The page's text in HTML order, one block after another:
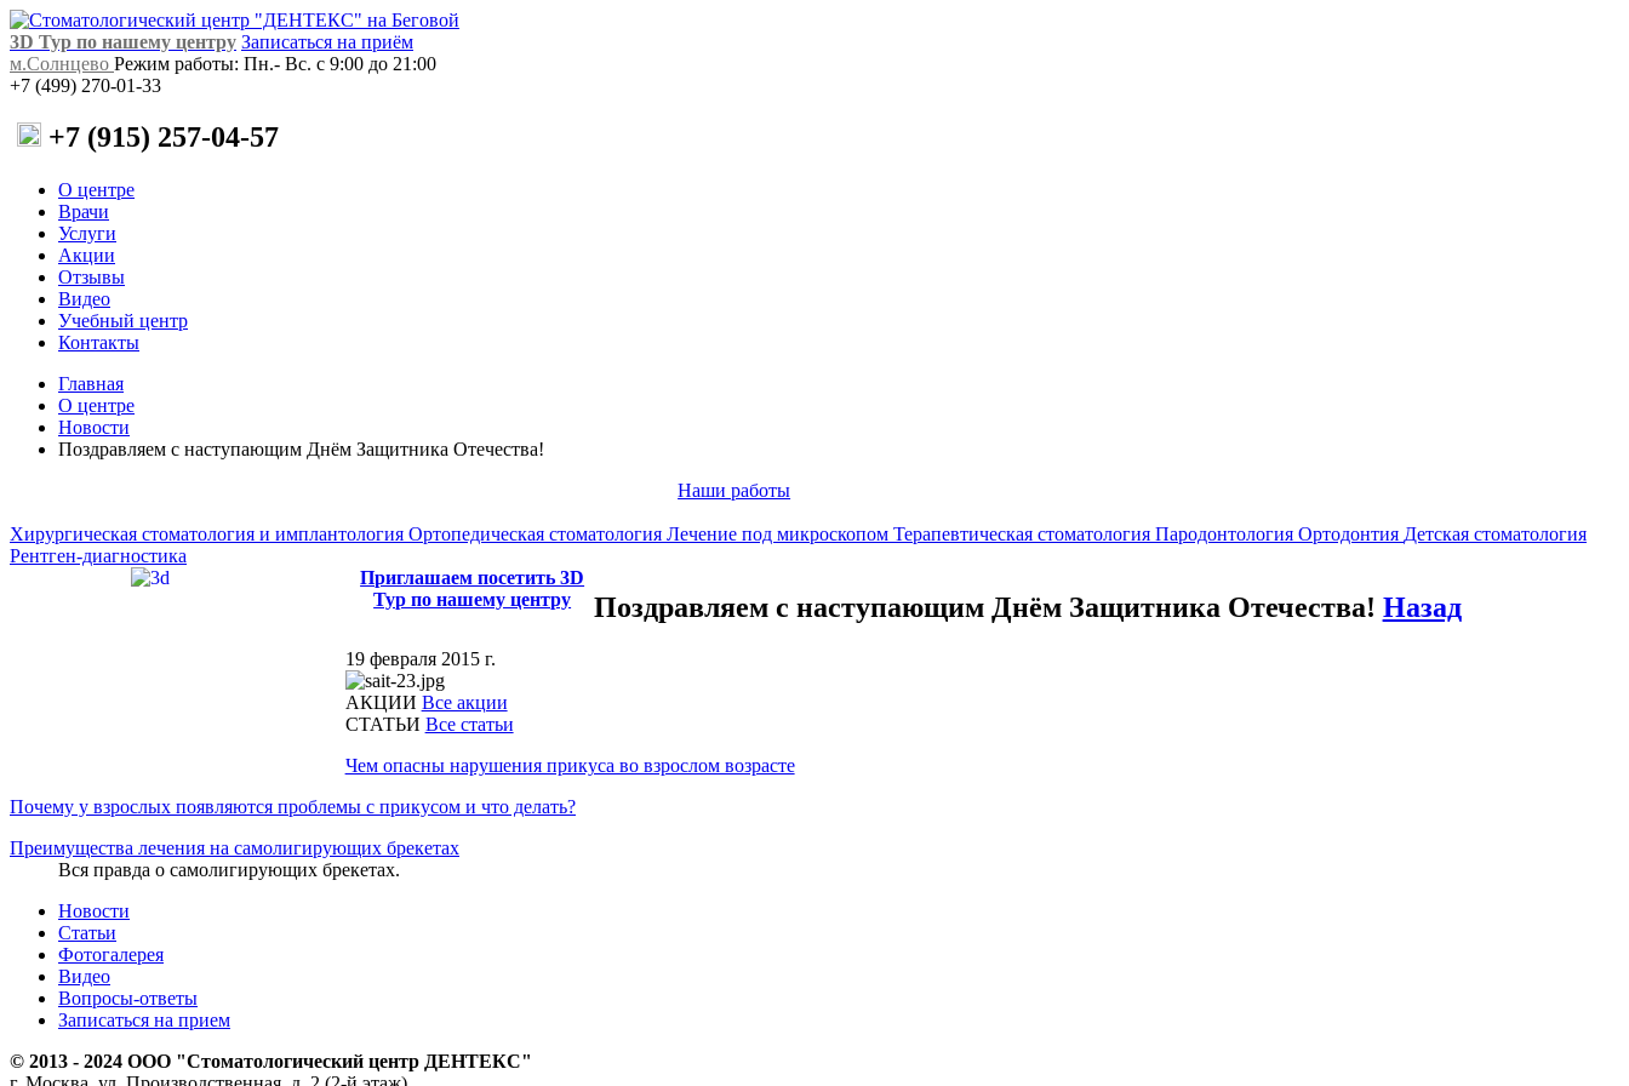
3D Тур по нашему центру Записаться на приём
м.Солнцево Режим работы: Пн.- Вс. с 9:00 до 21:00
+7 (499) 270-01-33
+7 (915) 257-04-57
О центре
Врачи
Услуги
Акции
Отзывы
Видео
Учебный центр
Контакты
Главная
О центре
Новости
Поздравляем с наступающим Днём Защитника Отечества!
Наши работы
Хирургическая стоматология и имплантология Ортопедическая стоматология Лечение под микроскопом Терапевтическая стоматология Пародонтология Ортодонтия Детская стоматология
Рентген-диагностика
Приглашаем посетить 3D
Тур по нашему центру
Поздравляем с наступающим Днём Защитника Отечества! Назад
19 февраля 2015 г.
АКЦИИ Все акции
CТАТЬИ Все статьи
Чем опасны нарушения прикуса во взрослом возрасте
Почему у взрослых появляются проблемы с прикусом и что делать?
Преимущества лечения на самолигирующих брекетах
Вся правда о самолигирующих брекетах.
Новости
Статьи
Фотогалерея
Видео
Вопросы-ответы
Записаться на прием
© 2013 - 2024 ООО "Стоматологический центр ДЕНТЕКС"